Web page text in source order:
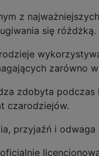
z
się różdżką.
zarówno w
zdobyta podczas
czarodziejów.
przyjaźń i odwaga